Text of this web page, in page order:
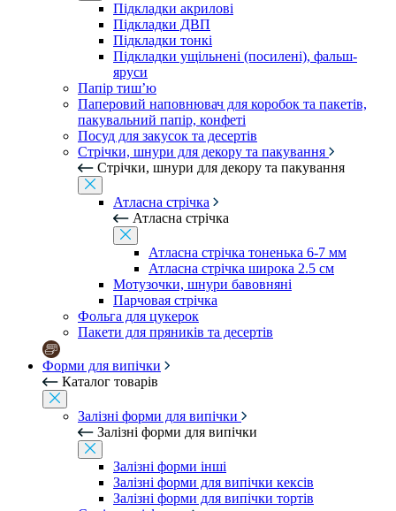
Підкладки акрилові
Підкладки ДВП
Підкладки тонкі
Підкладки ущільнені (посилені), фальш-
яруси
Папір тиш’ю
Паперовий наповнювач для коробок та пакетів,
пакувальний папір, конфеті
Посуд для закусок та десертів
Стрічки, шнури для декору та пакування
Стрічки, шнури для декору та пакування
Атласна стрічка
Атласна стрічка
Атласна стрічка тоненька 6-7 мм
Атласна стрічка широка 2.5 см
Мотузочки, шнури бавовняні
Парчовая стрічка
Фольга для цукерок
Пакети для пряників та десертів
Форми для випічки
Каталог товарів
Залізні форми для випічки
Залізні форми для випічки
Залізні форми інші
Залізні форми для випічки кексів
Залізні форми для випічки тортів